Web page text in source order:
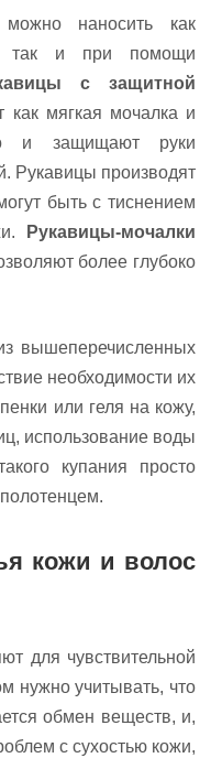
наносить как
так и при помощи
с защитной
как мягкая мочалка и
и защищают руки
Рукавицы производят
быть с тиснением
Рукавицы-мочалки
более глубоко
вышеперечисленных
необходимости их
или геля на кожу,
использование воды
купания просто
кожи и волос
для чувствительной
нужно учитывать, что
обмен веществ, и,
с сухостью кожи,